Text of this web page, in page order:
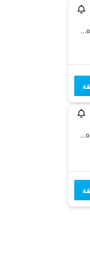
No. 101, Gongyuan Road, Hengchun Township, تايوان
No. 998, Henggong Road, Hengchun Township, تايوان